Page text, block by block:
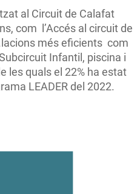
al Circuit de Calafat
com l’Accés al circuit de
més eficients com
Infantil, piscina i
les quals el 22% ha estat
LEADER del 2022.